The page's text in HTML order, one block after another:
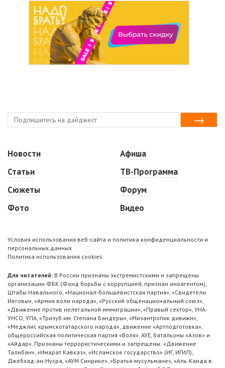
Новости
Статьи
Сюжеты
Фото
Афиша
ТВ-Программа
Форум
Видео
Условия использования веб-сайта и политика конфиденциальности и
персональных данных
Политика использования cookies
Для читателей: В России признаны экстремистскими и запрещены
организации ФБК (Фонд борьбы с коррупцией, признан иноагентом),
Штабы Навального, «Национал-большевистская партия», «Свидетели
Иеговы», «Армия воли народа», «Русский общенациональный союз»,
«Движение против нелегальной иммиграции», «Правый сектор», УНА-
УНСО, УПА, «Тризуб им. Степана Бандеры», «Мизантропик дивижн»,
«Меджлис крымскотатарского народа», движение «Артподготовка»,
общероссийская политическая партия «Воля», АУЕ, батальоны «Азов» и
«Айдар». Признаны террористическими и запрещены: «Движение
Талибан», «Имарат Кавказ», «Исламское государство» (ИГ, ИГИЛ),
Джебхад-ан-Нусра, «АУМ Синрике», «Братья-мусульмане», «Аль-Каида в